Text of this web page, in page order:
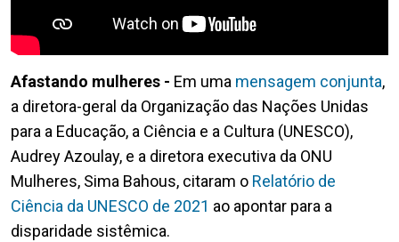
Afastando mulheres - Em uma mensagem conjunta,
a diretora-geral da Organização das Nações Unidas
para a Educação, a Ciência e a Cultura (UNESCO),
Audrey Azoulay, e a diretora executiva da ONU
Mulheres, Sima Bahous, citaram o Relatório de
Ciência da UNESCO de 2021 ao apontar para a
disparidade sistêmica.